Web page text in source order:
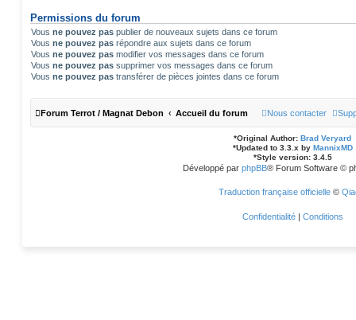
Permissions du forum
Vous ne pouvez pas publier de nouveaux sujets dans ce forum
Vous ne pouvez pas répondre aux sujets dans ce forum
Vous ne pouvez pas modifier vos messages dans ce forum
Vous ne pouvez pas supprimer vos messages dans ce forum
Vous ne pouvez pas transférer de pièces jointes dans ce forum
Forum Terrot / Magnat Debon Accueil du forum Nous contacter
*Original Author: Brad Veryard
*Updated to 3.3.x by MannixMD
*Style version: 3.4.5
Développé par phpBB® Forum Software ©
Traduction française officielle©
Confidentialité | Conditions